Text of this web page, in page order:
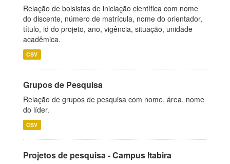
Relação de bolsistas de iniciação científica com nome
do discente, número de matrícula, nome do orientador,
título, id do projeto, ano, vigência, situação, unidade
acadêmica.
CSV
Grupos de Pesquisa
Relação de grupos de pesquisa com nome, área, nome
do líder.
CSV
Projetos de pesquisa - Campus Itabira